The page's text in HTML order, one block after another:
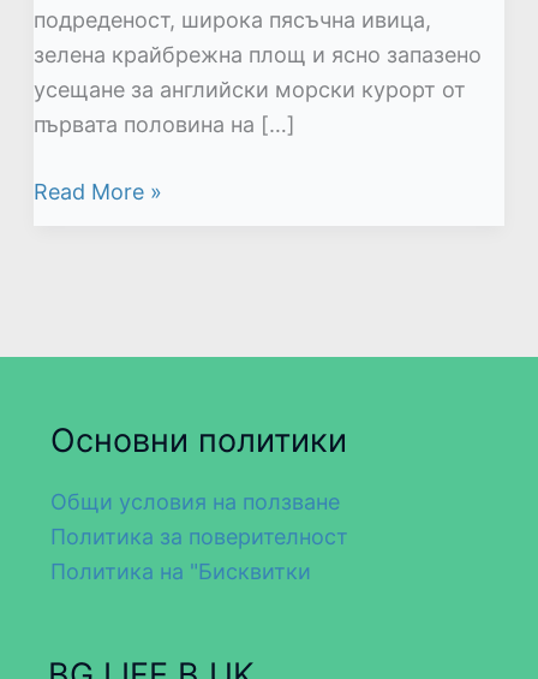
подреденост, широка пясъчна ивица,
зелена крайбрежна площ и ясно запазено
усещане за английски морски курорт от
първата половина на […]
Read More »
Основни политики
Общи условия на ползване
Политика за поверителност
Политика на "Бисквитки